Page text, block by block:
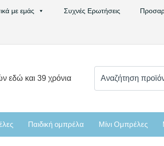
με εμάς Συχνές Ερωτήσεις
εδώ και 39 χρόνια
για:
Παιδική ομπρέλα Μίνι Ομπρέλες